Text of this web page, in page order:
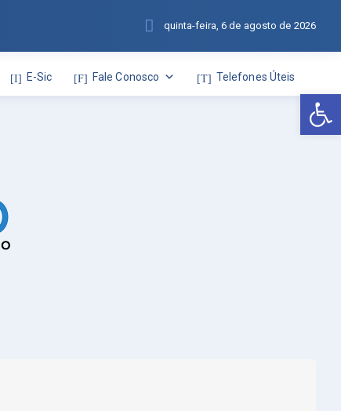
E-Sic Fale Conosco Telefones Úteis
quinta-feira, 6 de agosto de 2026